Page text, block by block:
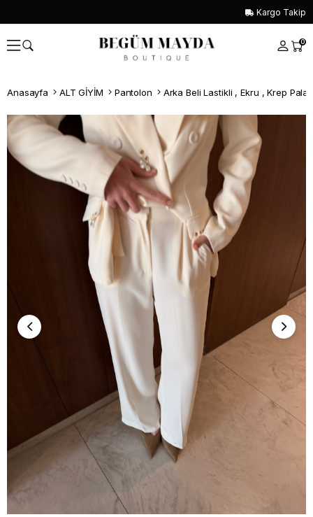
Kargo Takip
0
Anasayfa ALT GİYİM Pantolon Arka Beli Lastikli , Ekru , Krep
Whatsapp İle Sipariş ver